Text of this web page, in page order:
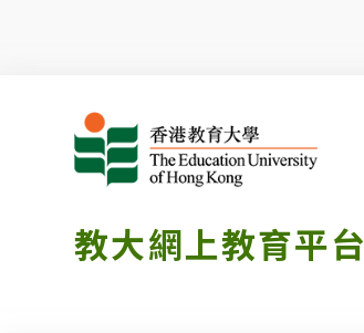
教大網上教育平台